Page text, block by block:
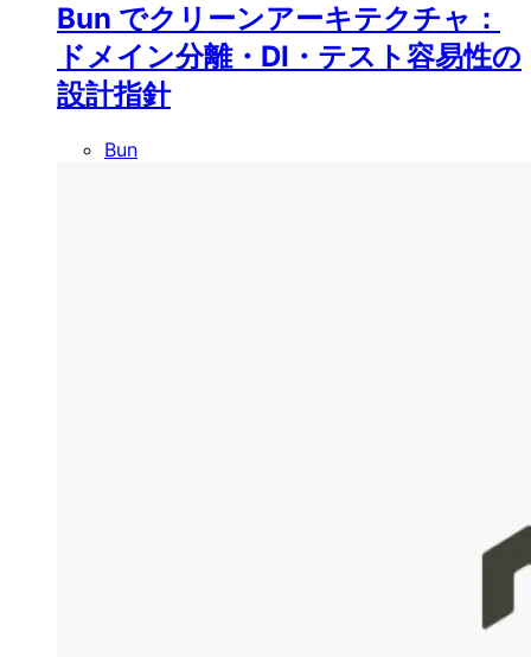
Bun でクリーンアーキテクチャ：
ドメイン分離・DI・テスト容易性の
設計指針
Bun